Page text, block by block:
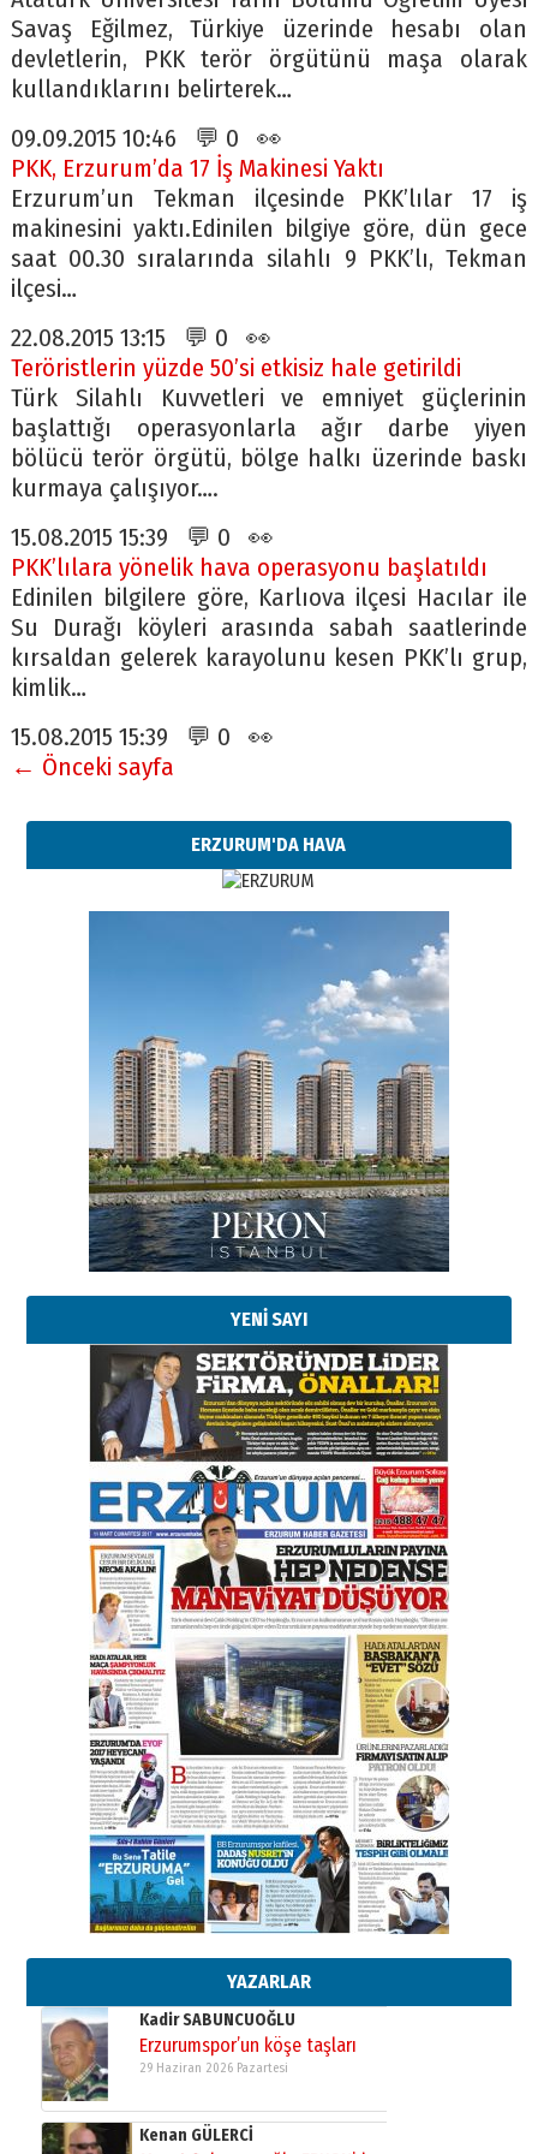
Savaş Eğilmez, Türkiye üzerinde hesabı olan
devletlerin, PKK terör örgütünü maşa olarak
kullandıklarını belirterek…
09.09.2015 10:46 💬 0 👀
PKK, Erzurum’da 17 İş Makinesi Yaktı
Erzurum’un Tekman ilçesinde PKK’lılar 17 iş
makinesini yaktı.Edinilen bilgiye göre, dün gece
saat 00.30 sıralarında silahlı 9 PKK’lı, Tekman
ilçesi…
22.08.2015 13:15 💬 0 👀
Teröristlerin yüzde 50’si etkisiz hale getirildi
Türk Silahlı Kuvvetleri ve emniyet güçlerinin
başlattığı operasyonlarla ağır darbe yiyen
bölücü terör örgütü, bölge halkı üzerinde baskı
kurmaya çalışıyor….
15.08.2015 15:39 💬 0 👀
PKK’lılara yönelik hava operasyonu başlatıldı
Edinilen bilgilere göre, Karlıova ilçesi Hacılar ile
Su Durağı köyleri arasında sabah saatlerinde
kırsaldan gelerek karayolunu kesen PKK’lı grup,
kimlik…
15.08.2015 15:39 💬 0 👀
← Önceki sayfa
ERZURUM'DA HAVA
YENİ SAYI
YAZARLAR
Esat BİNDESEN
Başkan Sekmen’den Erzurum’a
bir vizyon proje daha!
02 Ağustos 2026 Pazar
Kadir SABUNCUOĞLU
Erzurumspor’un köşe taşları
29 Haziran 2026 Pazartesi
Kenan GÜLERCİ
Murat Şahsuvaroğlu ERKON’da
çıtayı yukarı taşırken,
yönetimdekiler aşağı
çekmemeli!
17 Şubat 2026 SalıOrhan BOZKURT
Bir fotoğraf, bir şehir, bir
gazeteci… Dizginler kimin
elinde?
31 Mart 2026 Salı
A. Berhan Yılmaz
BİR BÖLÜM DEĞİL, BİR ÖMÜR
SEÇİYORSUNUZ… “NEDEN
ATATÜRK ÜNİVERSİTESİ?”
28 Temmuz 2026 Salı
Ahmet Gökhan YAZICI
Ahmed Yesevi’den bir Alperen…
”Reisimiz” idi… Hakka yürüdü.!
26 Mart 2026 Perşembe
Cem Bakırcı
Ardında bıraktığı hatıralarıyla
gönül adamı Faruk Terzioğlu!
13 Mayıs 2026 Çarşamba
Esat BİNDESEN
Başkan Sekmen’den Erzurum’a
02 Ağustos 2026 Pazar
Kadir SABUNCUOĞLU
Erzurumspor’un köşe taşları
29 Haziran 2026 Pazartesi
Kenan GÜLERCİ